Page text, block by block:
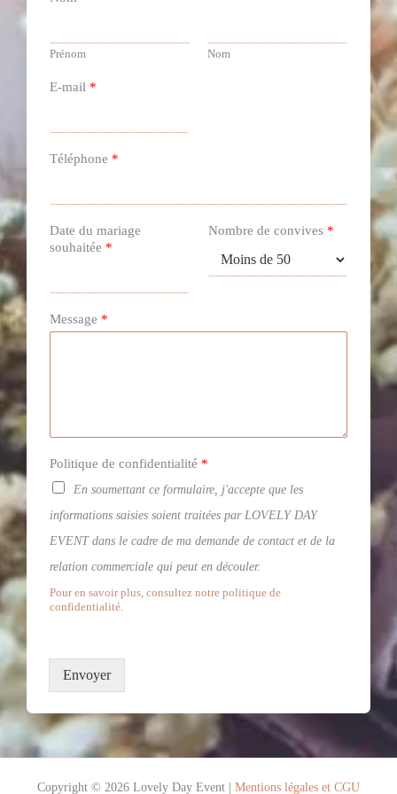
m
o
Prénom Nom
E-mail *
Téléphone *
Date du mariage
souhaitée *
Nombre de convives *
Message *
Politique de confidentialité *
En soumettant ce formulaire, j'accepte que les
informations saisies soient traitées par LOVELY DAY
EVENT dans le cadre de ma demande de contact et de la
relation commerciale qui peut en découler.
Pour en savoir plus, consultez notre politique de
confidentialité.
Envoyer
Copyright © 2026 Lovely Day Event | Mentions légales et CGU